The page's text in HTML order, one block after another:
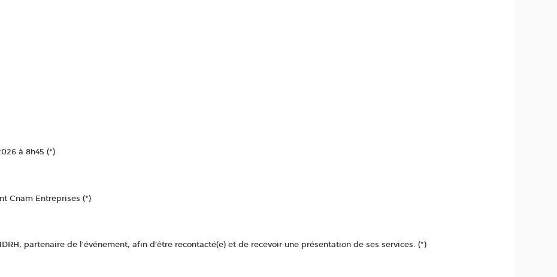
à 8h45 (*)
Cnam Entreprises (*)
partenaire de l’événement, afin d’être recontacté(e) et de recevoir une présentation de ses services. (*)